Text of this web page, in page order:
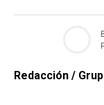
Redacción /